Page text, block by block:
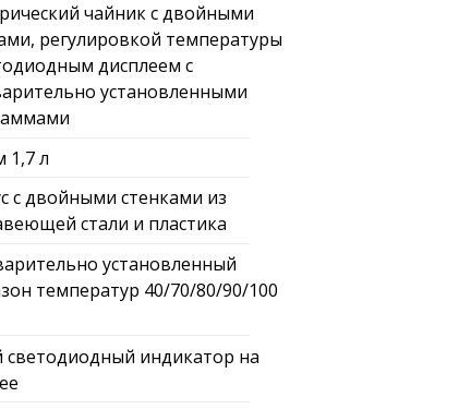
чайник с двойными
регулировкой температуры
дисплеем с
установленными
1,7 л
с двойными стенками из
стали и пластика
установленный
температур 40/70/80/90/100
светодиодный индикатор на